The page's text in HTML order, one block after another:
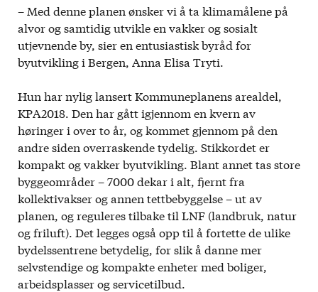
boligbyggeprogram.
– Med denne planen ønsker vi å ta klimamålene på
alvor og samtidig utvikle en vakker og sosialt
utjevnende by, sier en entusiastisk byråd for
byutvikling i Bergen, Anna Elisa Tryti.
Hun har nylig lansert Kommuneplanens arealdel,
KPA2018. Den har gått igjennom en kvern av
høringer i over to år, og kommet gjennom på den
andre siden overraskende tydelig. Stikkordet er
kompakt og vakker byutvikling. Blant annet tas store
byggeområder – 7000 dekar i alt, fjernt fra
kollektivakser og annen tettbebyggelse – ut av
planen, og reguleres tilbake til LNF (landbruk, natur
og friluft). Det legges også opp til å fortette de ulike
bydelssentrene betydelig, for slik å danne mer
selvstendige og kompakte enheter med boliger,
arbeidsplasser og servicetilbud.